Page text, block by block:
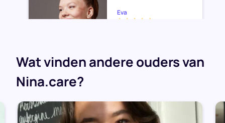
Eva
Wat vinden andere ouders van
Nina.care?